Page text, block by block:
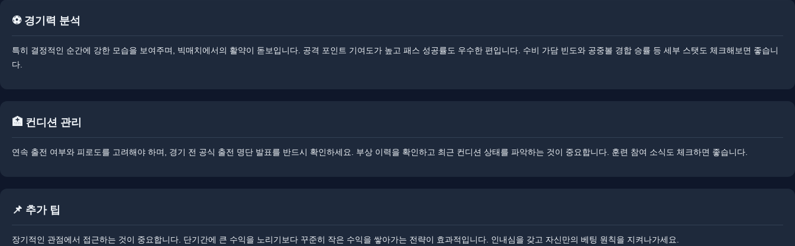
⚽ 경기력 분석
​특히 결정적인 순간에 강한 모습을 보여주며, 빅매치에서의 활약이 돋보입니다. 공격 포인트 기여도가 높고 패스 성공률도 우수한 편입니다. ​​수비 가담 빈도와 공중볼 경합 승률 등 세부 스탯도 체크해보면 좋습니
다.
🏥 컨디션 관리
연속 출전 여부와 피로도를 고려해야 하며, 경기 전 공식 출전 명단 발표를 반드시 확인하세요. 부상 이력을 확인하고 최근 컨디션 상태를 파악하는 것이 중요합니다. ​​훈련 참여 소식도 체크하면 좋습니다.
📌 추가 팁
장기적인 관점에서 접근하는 것이 중요합니다. ​​단기간에 큰 수익을 노리기보다 꾸준히 작은 수익을 쌓아가는 전략이 효과적입니다. 인내심을 갖고 자신만의 베팅 원칙을 지켜나가세요.